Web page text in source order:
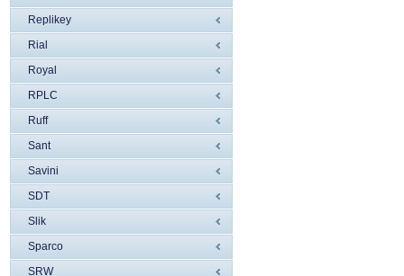
Replikey
Rial
Royal
RPLC
Ruff
Sant
Savini
SDT
Slik
Sparco
SRW